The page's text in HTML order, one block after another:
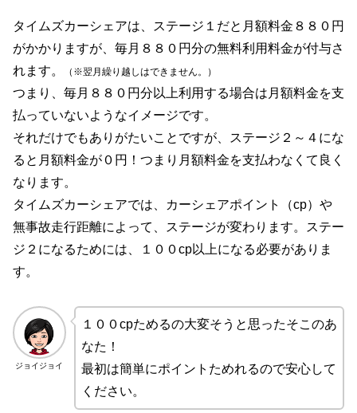
タイムズカーシェアは、ステージ１だと月額料金８８０円
がかかりますが、毎月８８０円分の無料利用料金が付与さ
れます。
（※翌月繰り越しはできません。）
つまり、毎月８８０円分以上利用する場合は月額料金を支
払っていないようなイメージです。
それだけでもありがたいことですが、ステージ２～４にな
ると月額料金が０円！つまり月額料金を支払わなくて良く
なります。
タイムズカーシェアでは、カーシェアポイント（cp）や
無事故走行距離によって、ステージが変わります。ステー
ジ２になるためには、１００cp以上になる必要がありま
す。
ジョイジョイ
１００cpためるの大変そうと思ったそこのあ
なた！
最初は簡単にポイントためれるので安心して
ください。